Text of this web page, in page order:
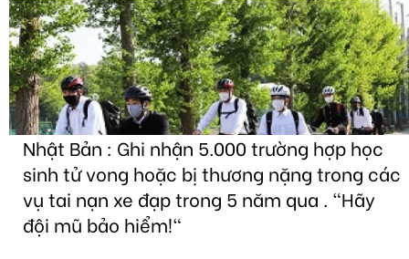
Nhật Bản : Ghi nhận 5.000 trường hợp học
sinh tử vong hoặc bị thương nặng trong các
vụ tai nạn xe đạp trong 5 năm qua . "Hãy
đội mũ bảo hiểm!"